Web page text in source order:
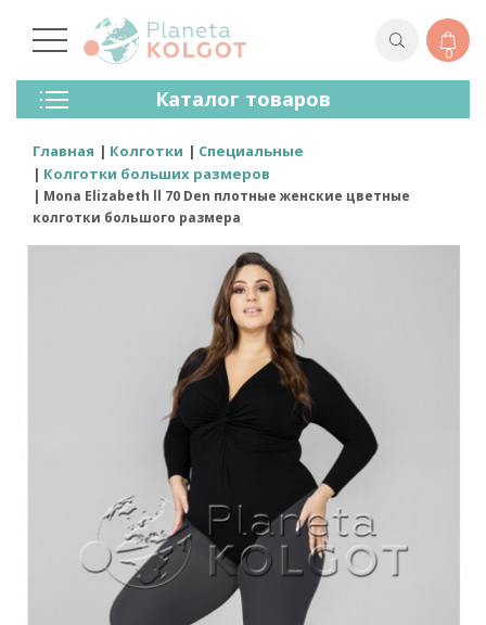
0
Каталог товаров
Колготки
Чулки
Лосины (леггинсы)
Носки И Гольфы
Спортивная Одежда
Для Мужчин
Главная Колготки
Специальные
Колготки больших размеров
Mona Elizabeth ll 70 Den плотные женские цветные
колготки большого размера